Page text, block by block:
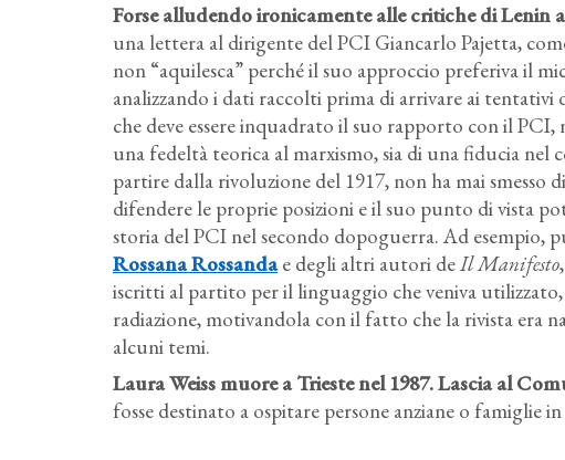
Forse alludendo ironicamente alle critiche di Lenin a
una lettera al dirigente del PCI Giancarlo Pajetta,
non “aquilesca” perché il suo approccio preferiva il
analizzando i dati raccolti prima di arrivare ai tentativi
che deve essere inquadrato il suo rapporto con il PCI,
una fedeltà teorica al marxismo, sia di una fiducia
partire dalla rivoluzione del 1917, non ha mai
difendere le proprie posizioni e il suo punto di vista
storia del PCI nel secondo dopoguerra. Ad esempio,
Rossana Rossandae degli altri autori deIl Manifesto
iscritti al partito per il linguaggio che veniva
radiazione, motivandola con il fatto che la rivista era
alcuni temi.
Laura Weiss muore a Trieste nel 1987. Lascia al
fosse destinato a ospitare persone anziane o famiglie